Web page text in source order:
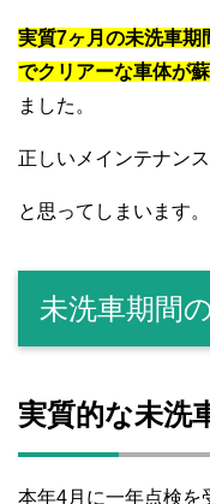
実質7ヶ月の未洗車期
でクリアーな車体が
ました。
正しいメインテナン
と思ってしまいます。
未洗車期間
実質的な未洗
本年4月に一年点検を